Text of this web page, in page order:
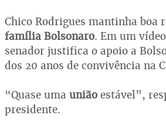
Chico Rodrigues mantinha boa
família Bolsonaro. Em um
senador justifica o apoio a
dos 20 anos de convivência na
“Quase uma união estável”,
presidente.